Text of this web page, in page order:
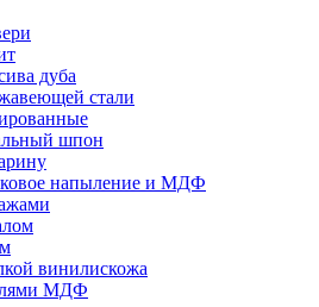
дуба
стали
шпон
напыление и МДФ
винилискожа
МДФ